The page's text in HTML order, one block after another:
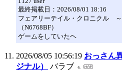
最終掲載日：2026/08/01 18:16
フェアリーテイル・クロニクル
（N6768BF）
ゲームをしていたヘ
2026/08/05 10:56:19 おっさん
ジナル）
バラブ